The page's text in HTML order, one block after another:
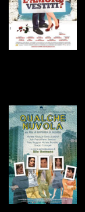
VAI ALLA SCHEDA